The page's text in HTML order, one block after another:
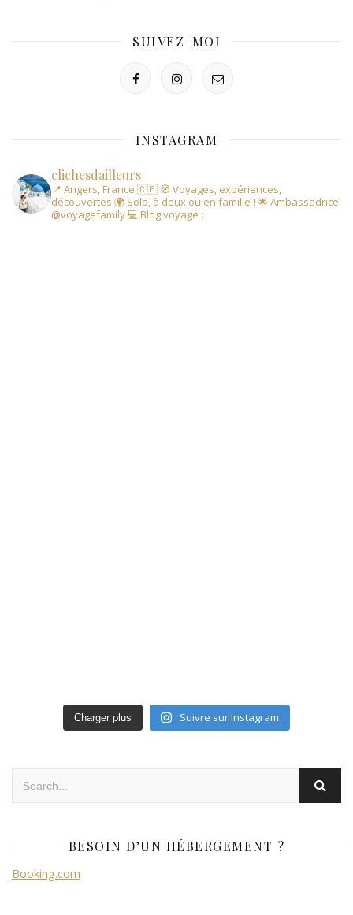
SUIVEZ-MOI
INSTAGRAM
clichesdailleurs
📍 Angers, France 🇨🇵 🧭 Voyages, expériences,
découvertes 🌍 Solo, à deux ou en famille ! 🌟 Ambassadrice
@voyagefamily 💻 Blog voyage :
Charger plus Suivre sur Instagram
BESOIN D’UN HÉBERGEMENT ?
Booking.com